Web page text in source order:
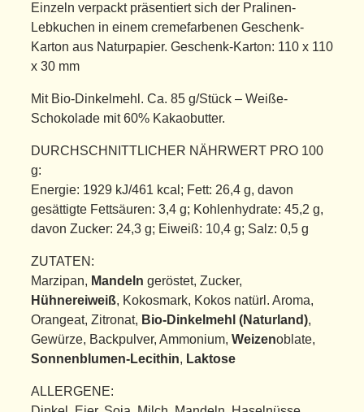
Einzeln verpackt präsentiert sich der Pralinen-
Lebkuchen in einem cremefarbenen Geschenk-
Karton aus Naturpapier. Geschenk-Karton: 110 x 110
x 30 mm
Mit Bio-Dinkelmehl. Ca. 85 g/Stück – Weiße-
Schokolade mit 60% Kakaobutter.
DURCHSCHNITTLICHER NÄHRWERT PRO 100
g:
Energie: 1929 kJ/461 kcal; Fett: 26,4 g, davon
gesättigte Fettsäuren: 3,4 g; Kohlenhydrate: 45,2 g,
davon Zucker: 24,3 g; Eiweiß: 10,4 g; Salz: 0,5 g
ZUTATEN:
Marzipan, Mandeln geröstet, Zucker,
Hühnereiweiß, Kokosmark, Kokos natürl. Aroma,
Orangeat, Zitronat, Bio-Dinkelmehl (Naturland),
Gewürze, Backpulver, Ammonium, Weizenoblate,
Sonnenblumen-Lecithin, Laktose
ALLERGENE: